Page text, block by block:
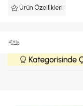
Ürün Özellikleri